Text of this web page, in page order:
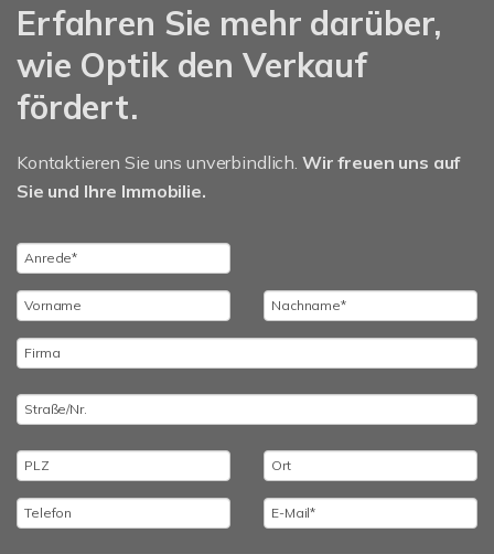
Erfahren Sie mehr darüber,
wie Optik den Verkauf
fördert.
Kontaktieren Sie uns unverbindlich. Wir freuen uns auf
Sie und Ihre Immobilie.